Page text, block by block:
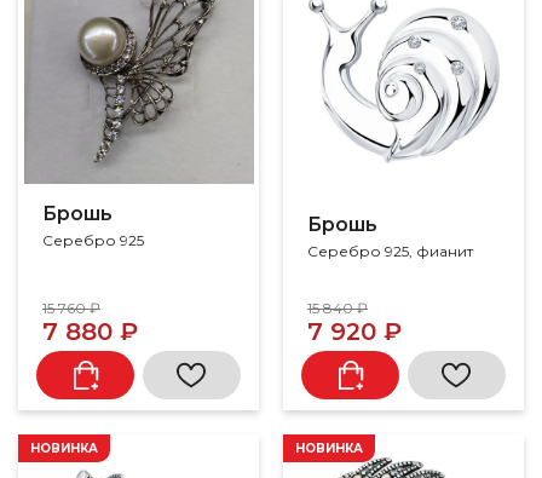
Брошь
Серебро 925
15 760 ₽
7 880 ₽
Брошь
Серебро 925, фианит
15 840 ₽
7 920 ₽
НОВИНКА НОВИНКА